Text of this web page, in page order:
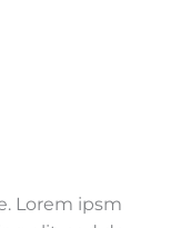
Lorem ipsm